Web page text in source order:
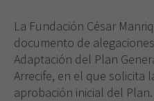
La Fundación César
documento de
Adaptación del Plan
Arrecife, en el que solicita
aprobación inicial del Plan.